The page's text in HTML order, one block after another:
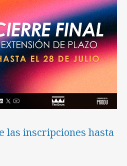
las inscripciones hasta